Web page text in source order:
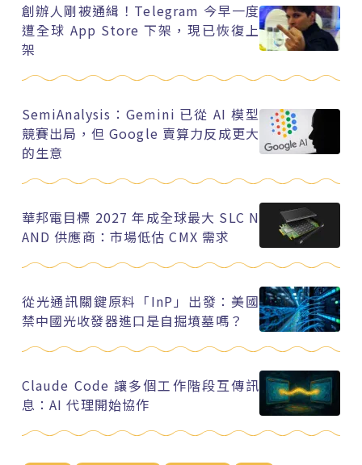
創辦人剛被通緝！Telegram 今早一度
遭全球 App Store 下架，現已恢復上
架
SemiAnalysis：Gemini 已從 AI 模型
競賽出局，但 Google 賣算力反成更大
的生意
華邦電目標 2027 年成全球最大 SLC N
AND 供應商：市場低估 CMX 需求
從光通訊關鍵原料「InP」出發：美國
禁中國光收發器進口是自掘墳墓嗎？
Claude Code 讓多個工作階段互傳訊
息：AI 代理開始協作